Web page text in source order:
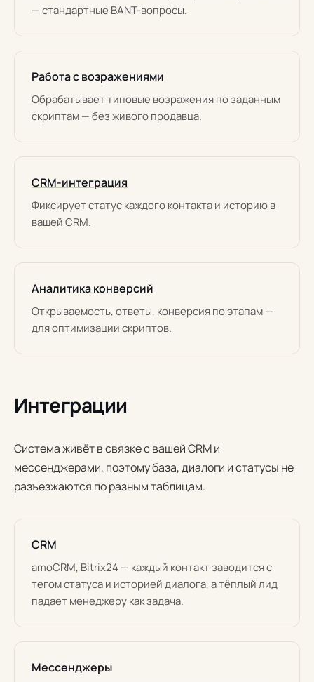
— стандартные BANT-вопросы.
Работа с возражениями
Обрабатывает типовые возражения по заданным
скриптам — без живого продавца.
CRM-интеграция
Фиксирует статус каждого контакта и историю в
вашей CRM.
Аналитика конверсий
Открываемость, ответы, конверсия по этапам —
для оптимизации скриптов.
Интеграции
Система живёт в связке с вашей CRM и
мессенджерами, поэтому база, диалоги и статусы не
разъезжаются по разным таблицам.
CRM
amoCRM, Bitrix24 — каждый контакт заводится с
тегом статуса и историей диалога, а тёплый лид
падает менеджеру как задача.
Мессенджеры